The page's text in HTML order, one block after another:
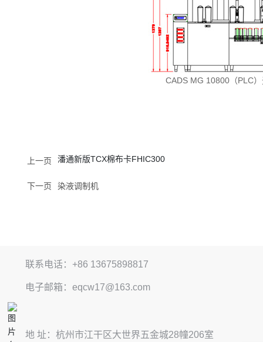
CADS MG 10800（PLC
上一页 潘通新版TCX棉布卡FHIC300
下一页 染液调制机
联系电话：+86 13675898817
电子邮箱：eqcw17@163.com
地 址：杭州市江干区大世界五金城28幢206室